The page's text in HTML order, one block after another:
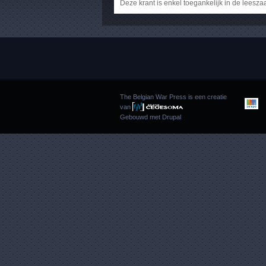
Deze krant is enkel toegankelijk in de
The Belgian War Press is een creatie
van
Gebouwd met Drupal